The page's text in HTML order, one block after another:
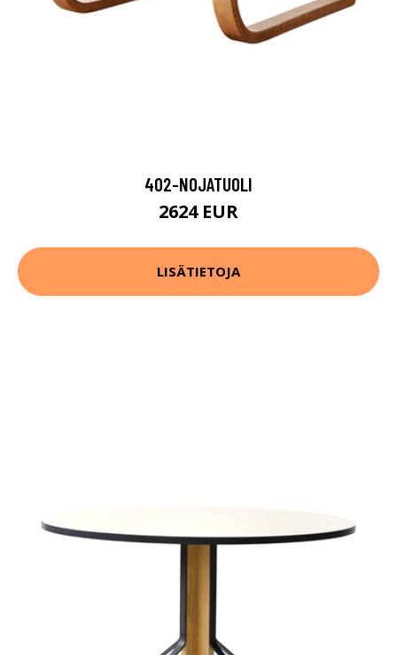
402-NOJATUOLI
2624 EUR
LISÄTIETOJA